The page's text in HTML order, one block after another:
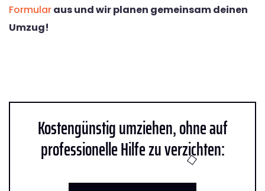
Formularaus und wir planen gemeinsam deinen
Umzug!
Kostengünstig umziehen, ohne auf
professionelle Hilfe zu verzichten: